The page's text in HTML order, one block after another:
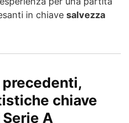
in chiave salvezza
chiave
A